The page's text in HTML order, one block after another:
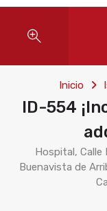
Inicio
ID-554
Hospital, Calle
Buenavista de